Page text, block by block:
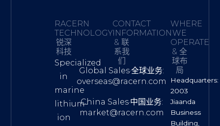
RACERN
TECHNOLOGY·
锐深
科技
Specialized
in
marine
lithium-
ion
CONTACT
INFORMATION
& 联
系我
们
Global Sales·全球业务:
overseas@racern.com
China Sales·中国业务:
market@racern.com
WHERE
WE
OPERATE
& 全
球布
局
Headquarters:
2003
Jiaanda
Business
Building,